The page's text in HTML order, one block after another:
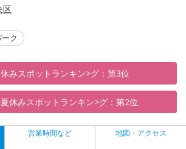
区
ク
みスポットランキン>グ：第3位
休みスポットランキン>グ：第2位
営業時間など 地図・アクセス